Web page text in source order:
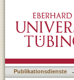
Publikationsdienste